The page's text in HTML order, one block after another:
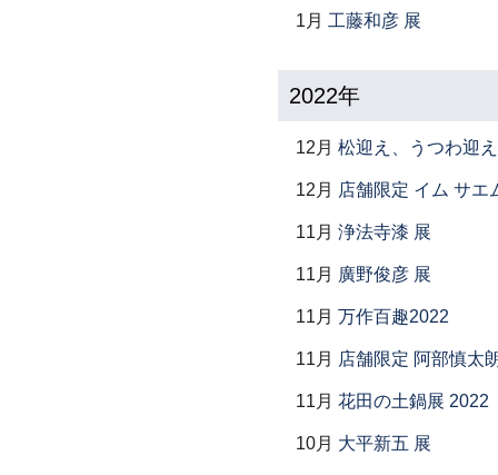
1月 工藤和彦 展
2022年
12月 松迎え、うつわ迎
12月 店舗限定 イム サ
11月 浄法寺漆 展
11月 廣野俊彦 展
11月 万作百趣2022
11月 店舗限定 阿部慎太
11月 花田の土鍋展 2022
10月 大平新五 展